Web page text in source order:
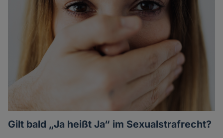
Gilt bald „Ja heißt Ja“ im Sexualstrafrecht?